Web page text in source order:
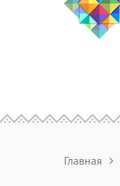
Главная